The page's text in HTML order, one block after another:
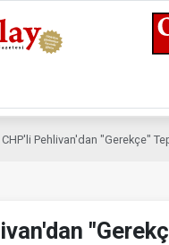
CHP'li Pehlivan'dan "Gerekçe"